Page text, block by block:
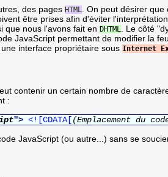
des pages HTML . On peut désirer
être prises afin d'éviter
que nous l'avons fait enDHTML . Le côté
JavaScript permettant de modifier la
une interface propriétaire sous Internet
contenir un certain nombre de
:
"> <![CDATA[(Emplacement du
JavaScript (ou autre...) sans se